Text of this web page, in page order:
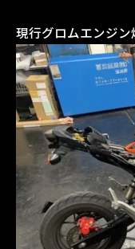
現行グロムエンジ